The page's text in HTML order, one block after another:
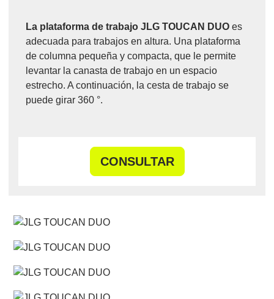
La plataforma de trabajo JLG TOUCAN DUO es
adecuada para trabajos en altura. Una plataforma
de columna pequeña y compacta, que le permite
levantar la canasta de trabajo en un espacio
estrecho. A continuación, la cesta de trabajo se
puede girar 360 °.
CONSULTAR